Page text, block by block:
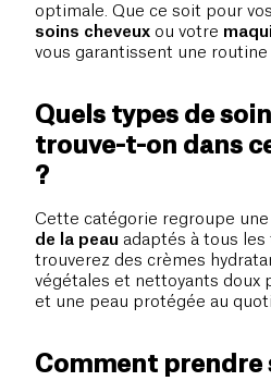
optimale. Que ce soit pour vos
soins cheveux ou votre
vous garantissent une routine
Quels types de
trouve-t-on dans
?
Cette catégorie regroupe une
de la peau adaptés à tous les
trouverez des crèmes
végétales et nettoyants doux
et une peau protégée au
Comment prendre